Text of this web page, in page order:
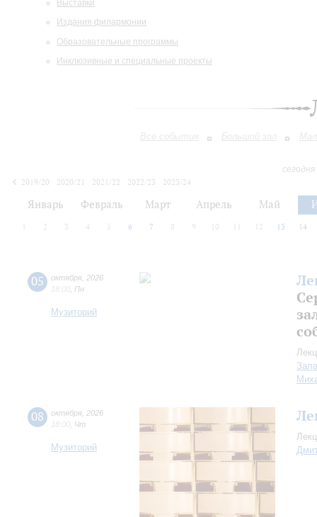
Выставки
Издания филармонии
Образовательные программы
Инклюзивные и специальные проекты
Все события Большой зал
2019/20
2020/21 2021/22 2022/23
2023/24
Январь Февраль Март Апрель Май
2 3 4 5 6 7 8 9 10 12 13 14
05 октября 2026
18:00 Пн
Музиторий
08 октября 2026
18:00 Чт
Музиторий